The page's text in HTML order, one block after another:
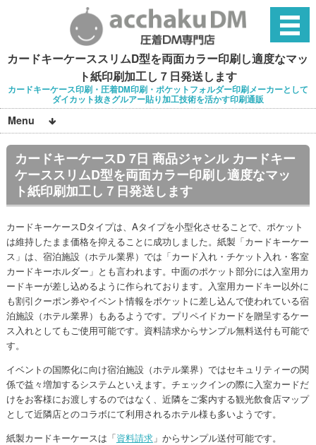
カードキーケーススリムD型を両面カラー印刷し適度なマッ
ト紙印刷加工し７日発送します
カードキーケース印刷・圧着DM印刷・ポケットフォルダー印刷メーカーとして
ダイカット抜きグルアー貼り加工技術を活かす印刷通販
Menu
カードキーケースD 7日 商品ジャンル カードキー
ケーススリムD型を両面カラー印刷し適度なマッ
ト紙印刷加工し７日発送します
カードキーケースDタイプは、Aタイプを小型化させることで、ポケット
は維持したまま価格を抑えることに成功しました。紙製「カードキーケー
ス」は、宿泊施設（ホテル業界）では「カード入れ・チケット入れ・客室
カードキーホルダー」とも言われます。中面のポケット部分には入室用カ
ードキーが差し込めるように作られております。入室用カードキー以外に
も割引クーポン券やイベント情報をポケットに差し込んで使われている宿
泊施設（ホテル業界）もあるようです。プリペイドカードを贈呈するケー
ス入れとしてもご使用可能です。資料請求からサンプル無料送付も可能で
す。
イベントの国際化に向け宿泊施設（ホテル業界）ではセキュリティーの関
係で益々増加するシステムといえます。チェックインの際に入室カードだ
けをお客様にお渡しするのではなく、近隣をご案内する観光飲食店マップ
として近隣店とのコラボにて利用されるホテル様も多いようです。
紙製カードキーケースは「資料請求」からサンプル送付可能です。